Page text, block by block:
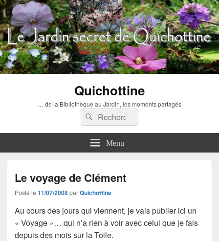
Quichottine
… de la Bibliothèque au Jardin, les moments partagés
Recherche :
Rechercher
Menu
Le voyage de Clément
Posté le 11/07/2008parQuichottine
Au cours des jours qui viennent, je vais publier ici un
« Voyage »… qui n’a rien à voir avec celui que je fais
depuis des mois sur la Toile.